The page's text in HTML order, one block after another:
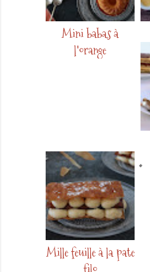
Mini babas à
l'orange
Mille feuille à la pate